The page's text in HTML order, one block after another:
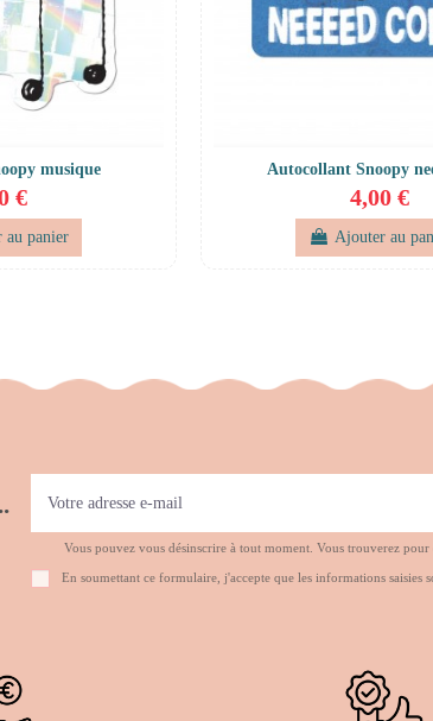
musique
€
au panier
Autocollant Snoopy
4,00 €
Ajouter au
Vous pouvez vous désinscrire à tout moment. Vous trouverez
En soumettant ce formulaire, j'accepte que les informations saisies